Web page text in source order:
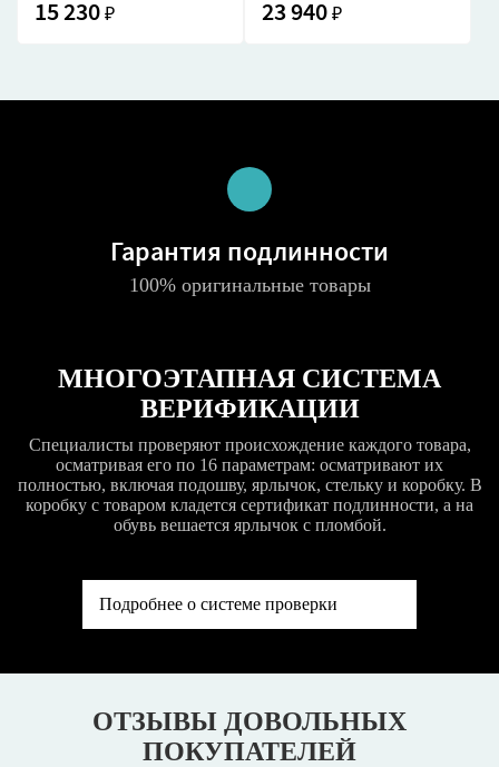
15 230 ₽ 23 940 ₽
Гарантия подлинности
100% оригинальные товары
МНОГОЭТАПНАЯ СИСТЕМА
ВЕРИФИКАЦИИ
Специалисты проверяют происхождение каждого товара,
осматривая его по 16 параметрам: осматривают их
полностью, включая подошву, ярлычок, стельку и коробку. В
коробку с товаром кладется сертификат подлинности, а на
обувь вешается ярлычок с пломбой.
Подробнее о системе проверки
ОТЗЫВЫ ДОВОЛЬНЫХ
ПОКУПАТЕЛЕЙ